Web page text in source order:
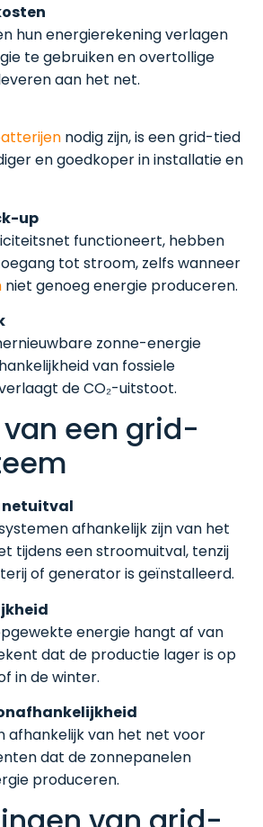
hun energierekening verlagen
te gebruiken en overtollige
aan het net.
nodig zijn, is een grid-tied
en goedkoper in installatie en
up
functioneert, hebben
tot stroom, zelfs wanneer
niet genoeg energie produceren.
zonne-energie
van fossiele
de CO₂-uitstoot.
een grid-
netuitval
afhankelijk zijn van het
tijdens een stroomuitval, tenzij
of generator is geïnstalleerd.
energie hangt af van
dat de productie lager is op
in de winter.
afhankelijk van het net voor
dat de zonnepanelen
produceren.